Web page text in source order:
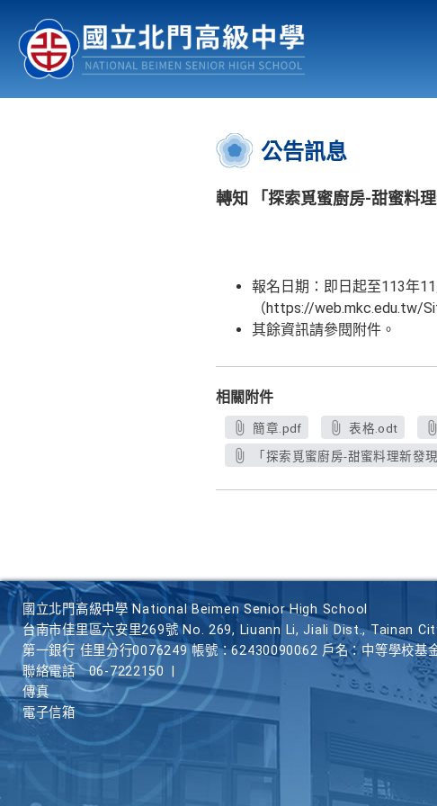
認識北中 行事曆
:::
公告訊息
轉知 「探索覓蜜廚房-甜蜜料理
報名日期：即日起至113年
（https://web.mkc.edu.tw/
其餘資訊請參閱附件。
相關附件
簡章.pdf 表格.odt
「探索覓蜜廚房-甜蜜料理新發
國立北門高級中學 National Beimen Senior High School
台南市佳里區六安里269號 No. 269, Liuann Li, Jiali Dist., Tainan
第一銀行 佳里分行0076249 帳號：62430090062 戶名：中等學校基
聯絡電話
06-7222150
傳真
電子信箱